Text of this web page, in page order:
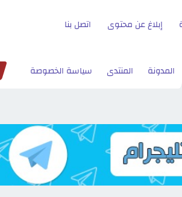
إبلاغ عن محتوى اتصل بنا
المدونة المنتدى سياسة الخصوصة